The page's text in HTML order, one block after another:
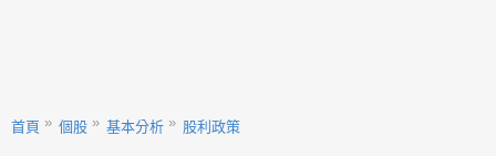
首頁 個股 基本分析 股利政策